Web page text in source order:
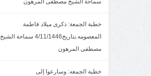
سماحة الشيخ مصطفى المرهون
خطبة الجمعة: ذكرى ميلاد فاطمة
المعصومه.بتاريخ4/11/1446 سماحة الشيخ
مصطفى المرهون
خطبة الجمعه: وسارعوا إلى